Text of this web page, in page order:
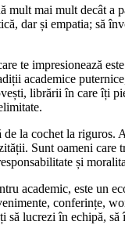
mai mult decât a
dar și empatia; să
te impresionează
academice
librării în care îți
la cochet la
Sunt oameni care
și
academic, este un
conferințe,
să lucrezi în echipă,